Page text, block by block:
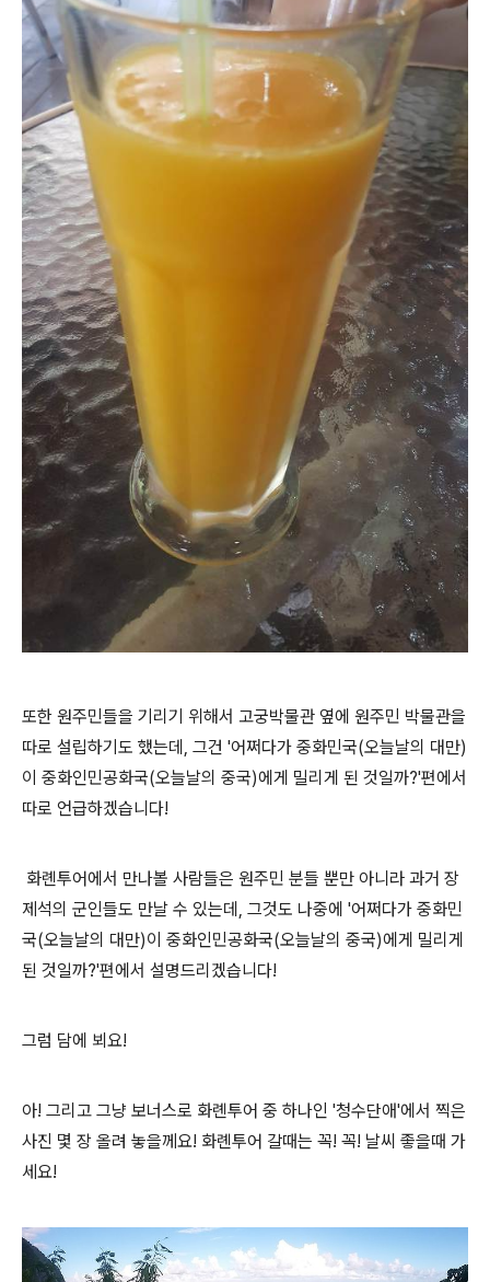
또한 원주민들을 기리기 위해서 고궁박물관 옆에 원주민 박물관을
따로 설립하기도 했는데, 그건 '어쩌다가 중화민국(오늘날의 대만)
이 중화인민공화국(오늘날의 중국)에게 밀리게 된 것일까?'편에서
따로 언급하겠습니다!
화롄투어에서 만나볼 사람들은 원주민 분들 뿐만 아니라 과거 장
제석의 군인들도 만날 수 있는데, 그것도 나중에 '어쩌다가 중화민
국(오늘날의 대만)이 중화인민공화국(오늘날의 중국)에게 밀리게
된 것일까?'편에서 설명드리겠습니다!
그럼 담에 뵈요!
아! 그리고 그냥 보너스로 화롄투어 중 하나인 '청수단애'에서 찍은
사진 몇 장 올려 놓을께요! 화롄투어 갈때는 꼭! 꼭! 날씨 좋을때 가
세요!